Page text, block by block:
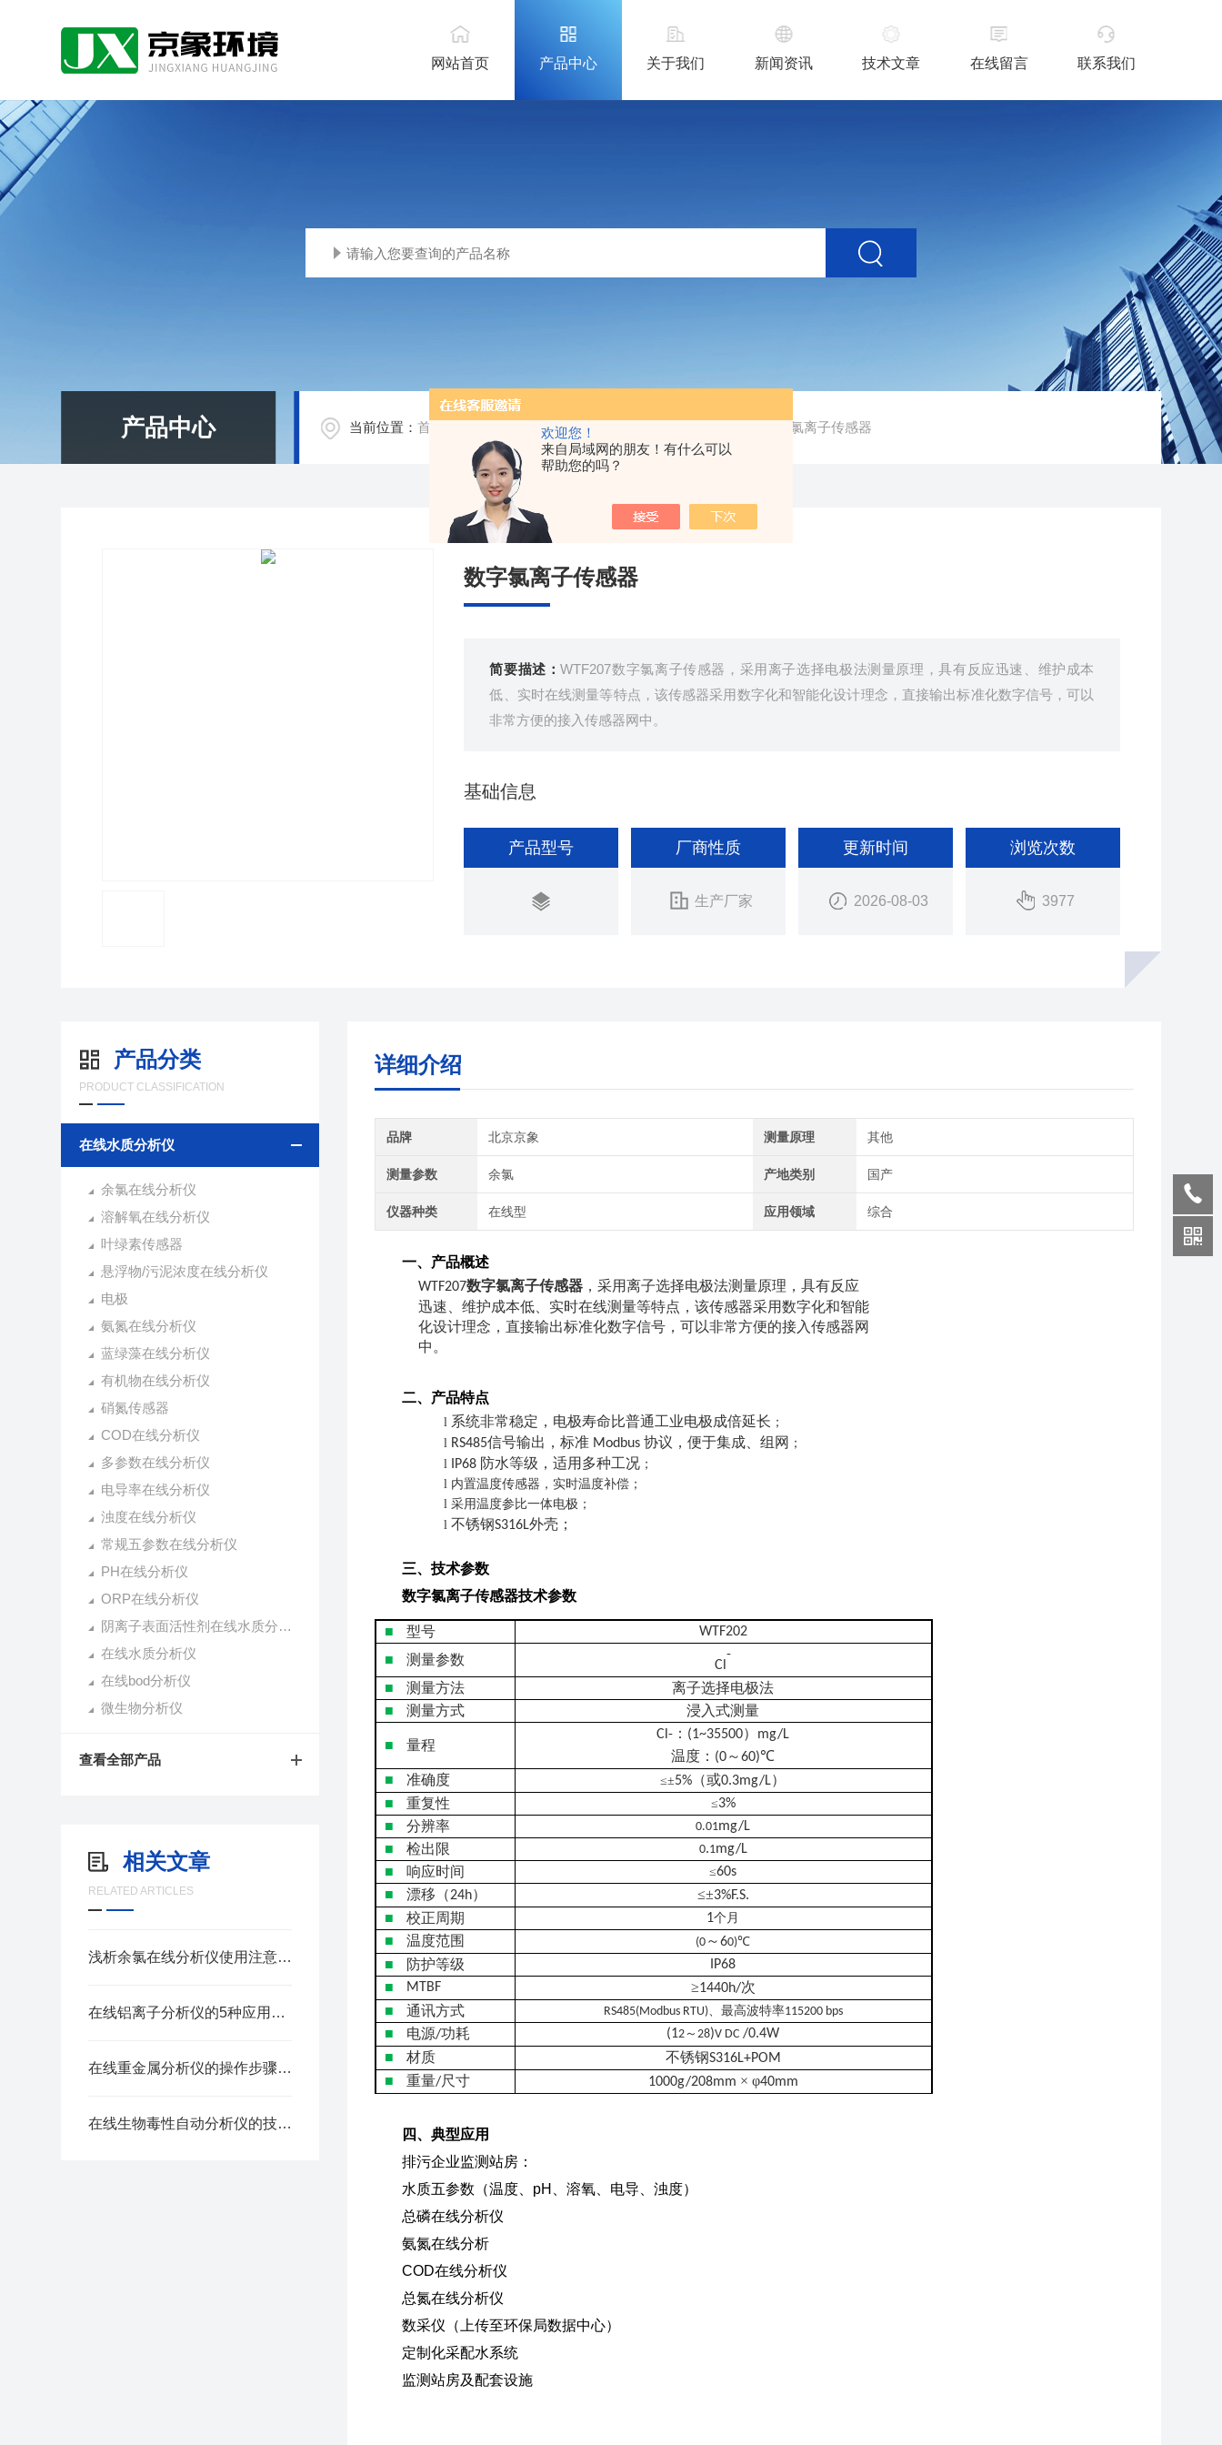
欢迎您！
来自局域网的朋友！有什么可以
帮助您的吗？
网站首页 产品中心 关于我们 新闻资讯 技术文章 在线留言 联系我们
产品中心 当前位置：首页 在线水质分析仪 / 数字氯离子传感器
数字氯离子传感器
简要描述：WTF207数字氯离子传感器，采用离子选择电极法测量原理，具有反应迅速、维护成本
低、实时在线测量等特点，该传感器采用数字化和智能化设计理念，直接输出标准化数字信号，可以
非常方便的接入传感器网中。
基础信息
产品型号 厂商性质
生产厂家
更新时间
2026-08-03
浏览次数
3977
产品分类
PRODUCT CLASSIFICATION
在线水质分析仪
余氯在线分析仪
溶解氧在线分析仪
叶绿素传感器
悬浮物/污泥浓度在线分析仪
电极
氨氮在线分析仪
蓝绿藻在线分析仪
有机物在线分析仪
硝氮传感器
COD在线分析仪
多参数在线分析仪
电导率在线分析仪
浊度在线分析仪
常规五参数在线分析仪
PH在线分析仪
ORP在线分析仪
阴离子表面活性剂在线水质分析仪
在线水质分析仪
在线bod分析仪
微生物分析仪
查看全部产品
相关文章
RELATED ARTICLES
浅析余氯在线分析仪使用注意事项
在线铝离子分析仪的5种应用方法
在线重金属分析仪的操作步骤，看懂了吗？
在线生物毒性自动分析仪的技术特性及检测原理
详细介绍
品牌 北京京象 测量原理 其他
测量参数 余氯 产地类别 国产
仪器种类 在线型 应用领域 综合
一、 产品概述
WTF207数字氯离子传感器，采用离子选择电极法测量原理，具有反应
迅速、维护成本低、实时在线测量等特点，该传感器采用数字化和智能
化设计理念，直接输出标准化数字信号，可以非常方便的接入传感器网
中。
二、 产品特点
l 系统非常稳定，电极寿命比普通工业电极成倍延长 ；
l RS485信号输出，标准 Modbus 协议，便于集成、组网 ；
l
IP68 防水等级，适用多种工况；
l 内置温度传感器，实时温度补偿；
l 采用温度参比一体电极；
l 不锈钢S316L外壳；
三、技术参数
数字氯离子传感器技术参数
■ 型号 WTF202
■ 测量参数 Cl
-
■ 测量方法
离子选择电极法
■
测量方式 浸入式测量
■ 量程
Cl- ： (1~35500） mg/L
温度： (0～60)℃
■
准确度 ≤±5% （或0.3mg/L）
■
重复性 ≤3%
■ 分辨率 0.01mg/L
■ 检出限 0.1mg/L
■ 响应时间 ≤60s
■ 漂移（24h） ≤±3%F.S.
■ 校正周期 1个月
■ 温度范围 (0 ～60)℃
■ 防护等级 IP68
■ MTBF ≥1440h/次
■
通讯方式 RS485(Modbus RTU)、最高波特率115200 bps
■ 电源/功耗 (12 ～28)V DC /0.4W
■ 材质 不锈钢S316L+POM
■ 重量/尺寸 1000g/208mm × φ40mm
四、 典型应用
排污企业监测站房：
水质五参数（温度、pH、溶氧、电导、浊度）
总磷在线分析仪
氨氮在线分析
COD在线分析仪
总氮在线分析仪
数采仪（上传至环保局数据中心）
定制化采配水系统
监测站房及配套设施